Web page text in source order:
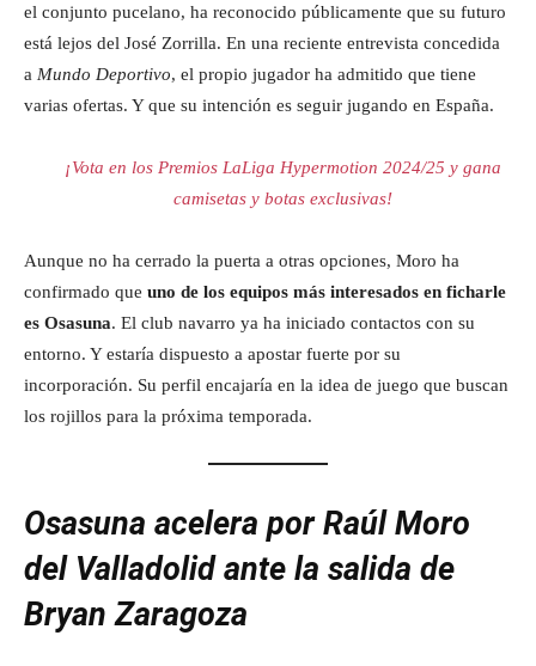
el conjunto pucelano, ha reconocido públicamente que su futuro
está lejos del José Zorrilla. En una reciente entrevista concedida
a Mundo Deportivo, el propio jugador ha admitido que tiene
varias ofertas. Y que su intención es seguir jugando en España.
¡Vota en los Premios LaLiga Hypermotion 2024/25 y gana
camisetas y botas exclusivas!
Aunque no ha cerrado la puerta a otras opciones, Moro ha
confirmado que uno de los equipos más interesados en ficharle
es Osasuna. El club navarro ya ha iniciado contactos con su
entorno. Y estaría dispuesto a apostar fuerte por su
incorporación. Su perfil encajaría en la idea de juego que buscan
los rojillos para la próxima temporada.
Osasuna acelera por Raúl Moro
del Valladolid ante la salida de
Bryan Zaragoza